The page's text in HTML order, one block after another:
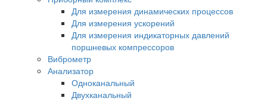
Для измерения динамических процессов
Для измерения ускорений
Для измерения индикаторных давлений
поршневых компрессоров
Виброметр
Анализатор
Одноканальный
Двухканальный